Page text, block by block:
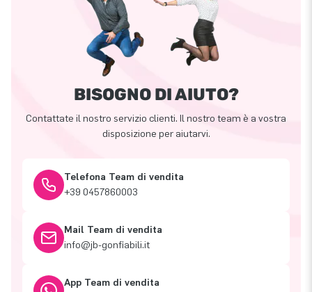
BISOGNO DI AIUTO?
Contattate il nostro servizio clienti. Il nostro team è a vostra
disposizione per aiutarvi.
Telefona Team di vendita
+39 0457860003
Mail Team di vendita
info@jb-gonfiabili.it
App Team di vendita